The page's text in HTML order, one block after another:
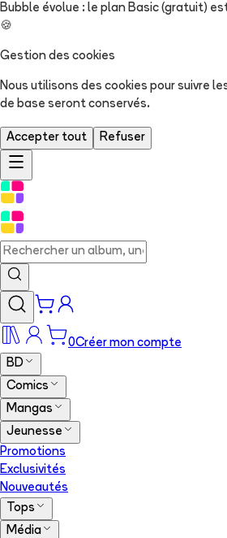
Bubble évolue : le plan Basic (gratuit)
🍪
Gestion des cookies
Nous utilisons des cookies pour suivre
de base seront conservés.
Accepter tout Refuser
0Créer mon compte
BD
Comics
Mangas
Jeunesse
Promotions
Exclusivités
Nouveautés
Tops
Média